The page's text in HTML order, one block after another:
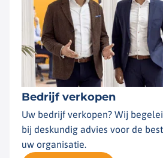
Bedrijf verkopen
Uw bedrijf verkopen? Wij
bij deskundig advies voor de
uw organisatie.